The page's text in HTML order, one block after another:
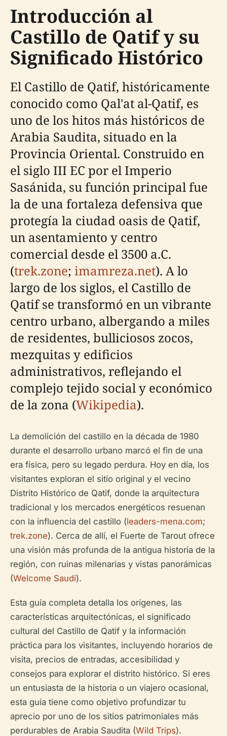
Introducción al
Castillo de Qatif y su
Significado Histórico
El Castillo de Qatif, históricamente
conocido como Qal'at al-Qatif, es
uno de los hitos más históricos de
Arabia Saudita, situado en la
Provincia Oriental. Construido en
el siglo III EC por el Imperio
Sasánida, su función principal fue
la de una fortaleza defensiva que
protegía la ciudad oasis de Qatif,
un asentamiento y centro
comercial desde el 3500 a.C.
(trek.zone; imamreza.net). A lo
largo de los siglos, el Castillo de
Qatif se transformó en un vibrante
centro urbano, albergando a miles
de residentes, bulliciosos zocos,
mezquitas y edificios
administrativos, reflejando el
complejo tejido social y económico
de la zona (Wikipedia).
La demolición del castillo en la década de 1980
durante el desarrollo urbano marcó el fin de una
era física, pero su legado perdura. Hoy en día, los
visitantes exploran el sitio original y el vecino
Distrito Histórico de Qatif, donde la arquitectura
tradicional y los mercados energéticos resuenan
con la influencia del castillo (leaders-mena.com;
trek.zone). Cerca de allí, el Fuerte de Tarout ofrece
una visión más profunda de la antigua historia de la
región, con ruinas milenarias y vistas panorámicas
(Welcome Saudi).
Esta guía completa detalla los orígenes, las
características arquitectónicas, el significado
cultural del Castillo de Qatif y la información
práctica para los visitantes, incluyendo horarios de
visita, precios de entradas, accesibilidad y
consejos para explorar el distrito histórico. Si eres
un entusiasta de la historia o un viajero ocasional,
esta guía tiene como objetivo profundizar tu
aprecio por uno de los sitios patrimoniales más
perdurables de Arabia Saudita (Wild Trips).